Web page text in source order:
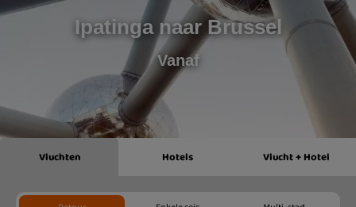
Ipatinga naar Brussel
Vanaf